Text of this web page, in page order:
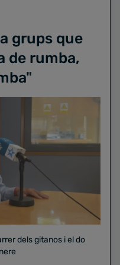
grups que
de rumba,
dels gitanos i el do